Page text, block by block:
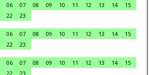
06 07 08 09 10 11 12 13 14
15
22
23
06 07 08 09 10 11 12 13 14
15
22
23
06 07 08 09 10 11 12 13 14
15
22
23